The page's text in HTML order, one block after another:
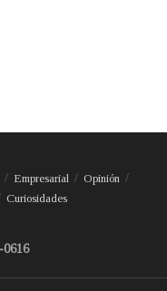
Empresarial
Opinión
Curiosidades